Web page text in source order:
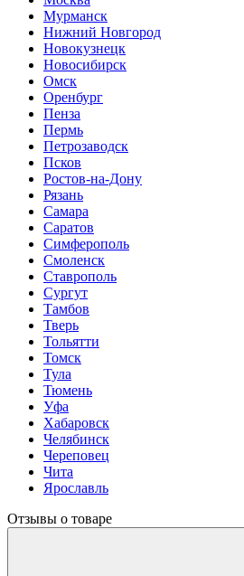
Мурманск
Нижний Новгород
Новокузнецк
Новосибирск
Омск
Оренбург
Пенза
Пермь
Петрозаводск
Псков
Ростов-на-Дону
Рязань
Самара
Саратов
Симферополь
Смоленск
Ставрополь
Сургут
Тамбов
Тверь
Тольятти
Томск
Тула
Тюмень
Уфа
Хабаровск
Челябинск
Череповец
Чита
Ярославль
Отзывы о товаре